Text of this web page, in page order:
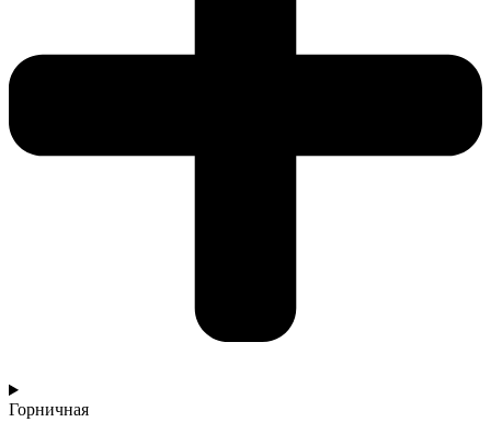
Горничная